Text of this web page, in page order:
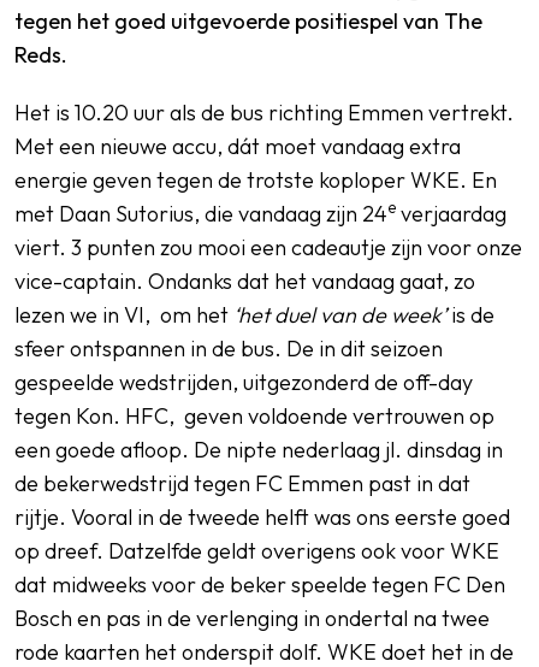
tegen het goed uitgevoerde positiespel van The
Reds.
Het is 10.20 uur als de bus richting Emmen vertrekt.
Met een nieuwe accu, dát moet vandaag extra
energie geven tegen de trotste koploper WKE. En
met Daan Sutorius, die vandaag zijn 24e verjaardag
viert. 3 punten zou mooi een cadeautje zijn voor onze
vice-captain. Ondanks dat het vandaag gaat, zo
lezen we in VI, om het ‘het duel van de week’is de
sfeer ontspannen in de bus. De in dit seizoen
gespeelde wedstrijden, uitgezonderd de off-day
tegen Kon. HFC, geven voldoende vertrouwen op
een goede afloop. De nipte nederlaag jl. dinsdag in
de bekerwedstrijd tegen FC Emmen past in dat
rijtje. Vooral in de tweede helft was ons eerste goed
op dreef. Datzelfde geldt overigens ook voor WKE
dat midweeks voor de beker speelde tegen FC Den
Bosch en pas in de verlenging in ondertal na twee
rode kaarten het onderspit dolf. WKE doet het in de